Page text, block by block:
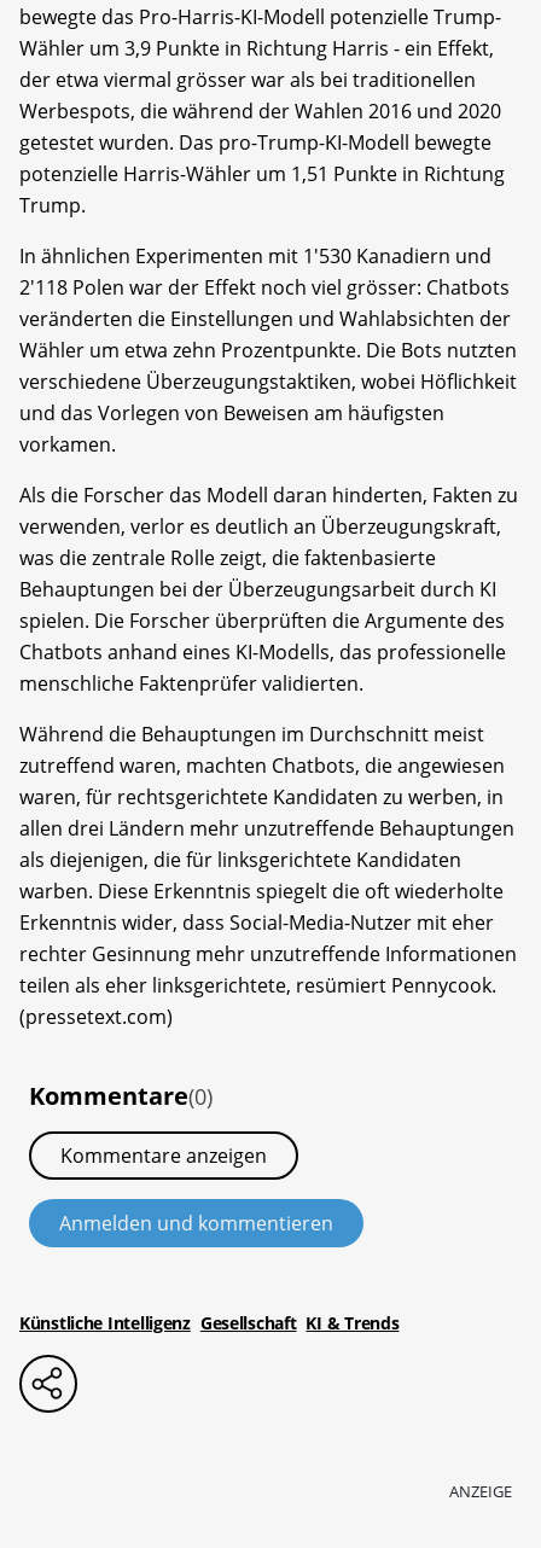
bewegte das Pro-Harris-KI-Modell potenzielle Trump-
Wähler um 3,9 Punkte in Richtung Harris - ein Effekt,
der etwa viermal grösser war als bei traditionellen
Werbespots, die während der Wahlen 2016 und 2020
getestet wurden. Das pro-Trump-KI-Modell bewegte
potenzielle Harris-Wähler um 1,51 Punkte in Richtung
Trump.
In ähnlichen Experimenten mit 1'530 Kanadiern und
2'118 Polen war der Effekt noch viel grösser: Chatbots
veränderten die Einstellungen und Wahlabsichten der
Wähler um etwa zehn Prozentpunkte. Die Bots nutzten
verschiedene Überzeugungstaktiken, wobei Höflichkeit
und das Vorlegen von Beweisen am häufigsten
vorkamen.
Als die Forscher das Modell daran hinderten, Fakten zu
verwenden, verlor es deutlich an Überzeugungskraft,
was die zentrale Rolle zeigt, die faktenbasierte
Behauptungen bei der Überzeugungsarbeit durch KI
spielen. Die Forscher überprüften die Argumente des
Chatbots anhand eines KI-Modells, das professionelle
menschliche Faktenprüfer validierten.
Während die Behauptungen im Durchschnitt meist
zutreffend waren, machten Chatbots, die angewiesen
waren, für rechtsgerichtete Kandidaten zu werben, in
allen drei Ländern mehr unzutreffende Behauptungen
als diejenigen, die für linksgerichtete Kandidaten
warben. Diese Erkenntnis spiegelt die oft wiederholte
Erkenntnis wider, dass Social-Media-Nutzer mit eher
rechter Gesinnung mehr unzutreffende Informationen
teilen als eher linksgerichtete, resümiert Pennycook.
(pressetext.com)
Kommentare(0)
Kommentare anzeigen
Anmelden und kommentieren
Künstliche Intelligenz Gesellschaft KI & Trends
ANZEIGE